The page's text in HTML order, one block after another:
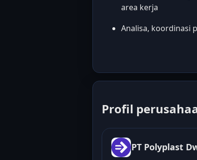
area kerja
Analisa, koordinasi
Profil
PT Polyplast